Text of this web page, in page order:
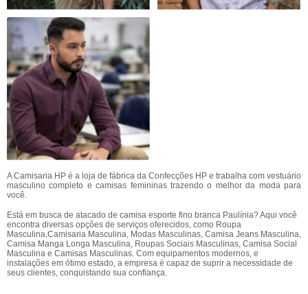
A Camisaria HP é a loja de fábrica da Confecções HP e trabalha com vestuário
masculino completo e camisas femininas trazendo o melhor da moda para
você.
Está em busca de atacado de camisa esporte fino branca Paulínia? Aqui você
encontra diversas opções de serviços oferecidos, como Roupa
Masculina,Camisaria Masculina, Modas Masculinas, Camisa Jeans Masculina,
Camisa Manga Longa Masculina, Roupas Sociais Masculinas, Camisa Social
Masculina e Camisas Masculinas. Com equipamentos modernos, e
instalações em ótimo estado, a empresa é capaz de suprir a necessidade de
seus clientes, conquistando sua confiança.